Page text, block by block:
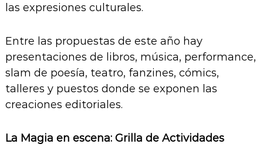
las expresiones culturales.
Entre las propuestas de este año hay
presentaciones de libros, música, performance,
slam de poesía, teatro, fanzines, cómics,
talleres y puestos donde se exponen las
creaciones editoriales.
La Magia en escena: Grilla de Actividades